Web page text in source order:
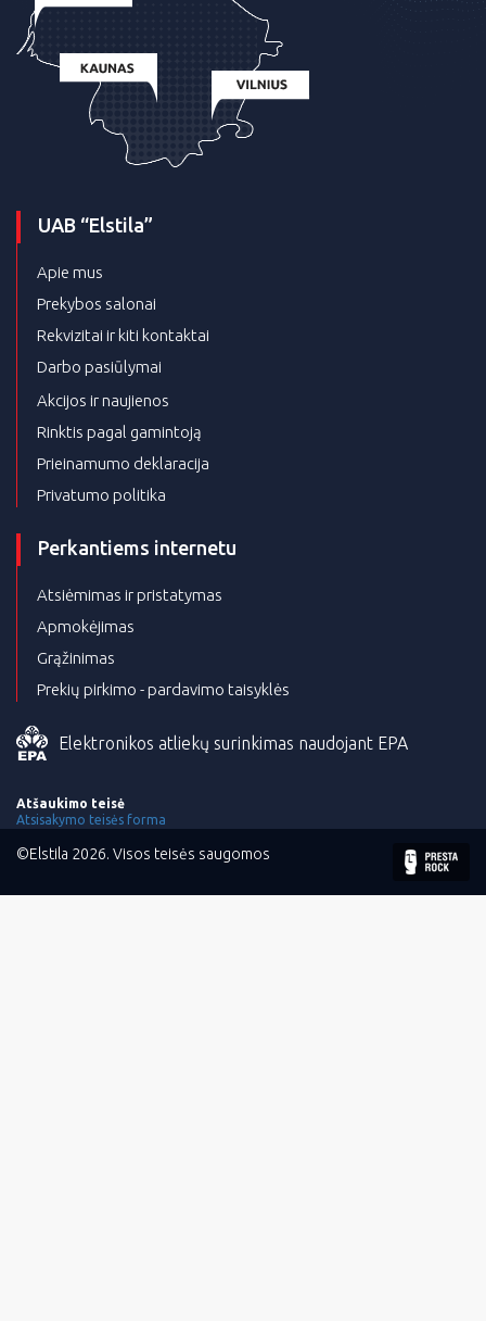
UAB “Elstila”
Apie mus
Prekybos salonai
Rekvizitai ir kiti kontaktai
Darbo pasiūlymai
Akcijos ir naujienos
Rinktis pagal gamintoją
Prieinamumo deklaracija
Privatumo politika
Perkantiems internetu
Atsiėmimas ir pristatymas
Apmokėjimas
Grąžinimas
Prekių pirkimo - pardavimo taisyklės
Elektronikos atliekų surinkimas naudojant EPA
Atšaukimo teisė
Atsisakymo teisės forma
©Elstila 2026. Visos teisės saugomos